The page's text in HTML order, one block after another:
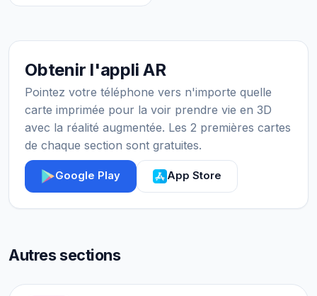
Obtenir l'appli AR
Pointez votre téléphone vers n'importe quelle
carte imprimée pour la voir prendre vie en 3D
avec la réalité augmentée. Les 2 premières cartes
de chaque section sont gratuites.
Google Play App Store
Autres sections